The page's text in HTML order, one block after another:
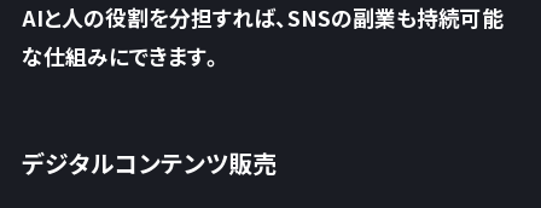
AIと人の役割を分担すれば、SNSの副業も持続可能
な仕組みにできます。
デジタルコンテンツ販売